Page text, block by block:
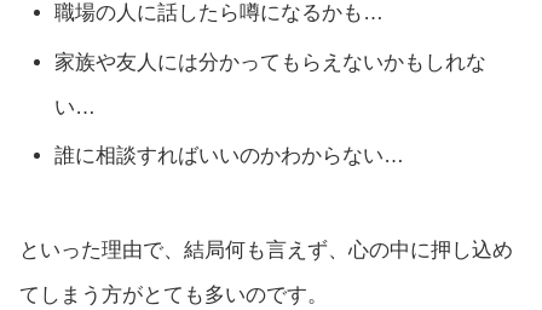
職場の人に話したら噂になるかも…
家族や友人には分かってもらえないかもしれな
い…
誰に相談すればいいのかわからない…
といった理由で、結局何も言えず、心の中に押し込め
てしまう方がとても多いのです。